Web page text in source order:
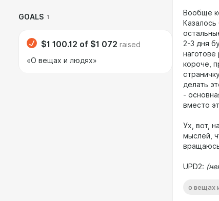
GOALS 1
$1 100.12 of $1 072 raised
«О вещах и людях»
Вообще
2-3 дня
наготове
короче,
делать
-
вместо
Ух, вот,
мыслей,
UPD2:
о вещах